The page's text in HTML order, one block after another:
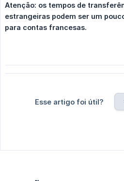
Atenção: os tempos de
estrangeiras podem ser um
para contas francesas.
Esse artigo foi útil?